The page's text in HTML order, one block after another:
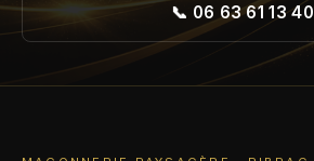
📞 06 63 61 13 40